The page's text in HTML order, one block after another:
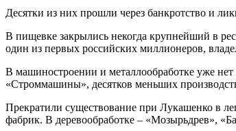
Десятки из них прошли через банкротство и
В пищевке закрылись некогда крупнейший в
один из первых российских миллионеров,
В машиностроении и металлообработке уже нет
«Строммашины», десятков меньших
Прекратили существование при Лукашенко в
фабрик. В деревообработке – «Мозырьдрев»,